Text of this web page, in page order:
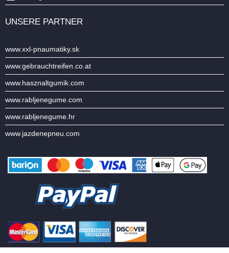
UNSERE PARTNER
www.xxl-pnaumatiky.sk
www.gebrauchtreifen.co.at
www.hasznaltgumik.com
www.rabljenegume.com
www.rabljenegume.hr
www.jazdenepneu.com